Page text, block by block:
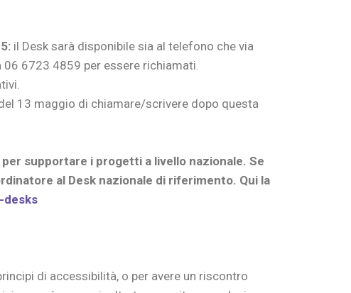
il Desk sarà disponibile sia al telefono che via
06 6723 4859 per essere richiamati.
13 maggio di chiamare/scrivere dopo questa
supportare i progetti a livello nazionale. Se
al Desk nazionale di riferimento. Qui la
desks
di accessibilità, o per avere un riscontro